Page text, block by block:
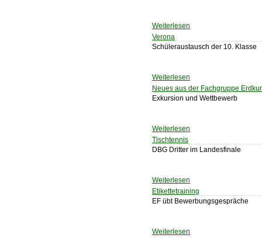
Weiterlesen
Verona
Schüleraustausch der 10. Klasse
Weiterlesen
Neues aus der Fachgruppe
Exkursion und Wettbewerb
Weiterlesen
Tischtennis
DBG Dritter im Landesfinale
Weiterlesen
Etikettetraining
EF übt Bewerbungsgespräche
Weiterlesen